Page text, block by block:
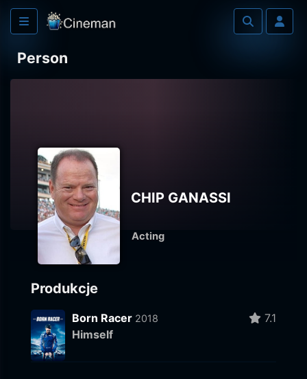
Person
CHIP GANASSI
Acting
Produkcje
Born Racer 2018
Himself
7.1